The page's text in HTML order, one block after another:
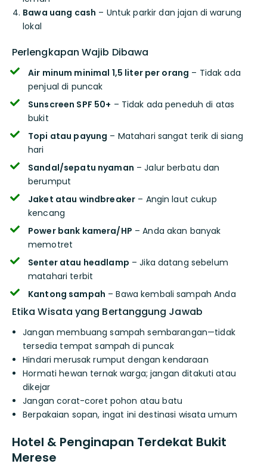
Bawa uang cash – Untuk parkir dan jajan di warung
lokal
Perlengkapan Wajib Dibawa
Air minum minimal 1,5 liter per orang – Tidak ada
penjual di puncak
Sunscreen SPF 50+ – Tidak ada peneduh di atas
bukit
Topi atau payung – Matahari sangat terik di siang
hari
Sandal/sepatu nyaman – Jalur berbatu dan
berumput
Jaket atau windbreaker – Angin laut cukup
kencang
Power bank kamera/HP – Anda akan banyak
memotret
Senter atau headlamp – Jika datang sebelum
matahari terbit
Kantong sampah – Bawa kembali sampah Anda
Etika Wisata yang Bertanggung Jawab
Jangan membuang sampah sembarangan—tidak
tersedia tempat sampah di puncak
Hindari merusak rumput dengan kendaraan
Hormati hewan ternak warga; jangan ditakuti atau
dikejar
Jangan corat-coret pohon atau batu
Berpakaian sopan, ingat ini destinasi wisata umum
Hotel & Penginapan Terdekat Bukit
Merese